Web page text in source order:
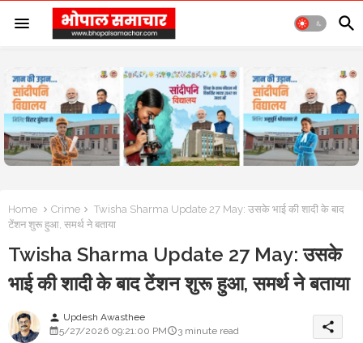
Home Crime
Twisha Sharma Update 27 May: उसके भाई की शादी के बाद
टेंशन शुरू हुआ, समर्थ ने बताया
Twisha Sharma Update 27 May: उसके
भाई की शादी के बाद टेंशन शुरू हुआ, समर्थ ने बताया
person Updesh Awasthee
5/27/2026 09:21:00 PM
3 minute read share